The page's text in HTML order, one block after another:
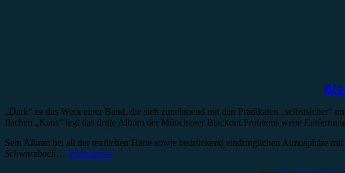
„Dark“ ist das Werk einer Band, die sich zunehmend mit den Prädikaten „selbstsicher“
flachen „Kaos“ legt das dritte Album der Münchener Blackout Problems weite
Sein Album bei all der textlichen Härte sowie bedrückend eindringlichen Atmosphäre
Schwarzbach… Weiterlesen